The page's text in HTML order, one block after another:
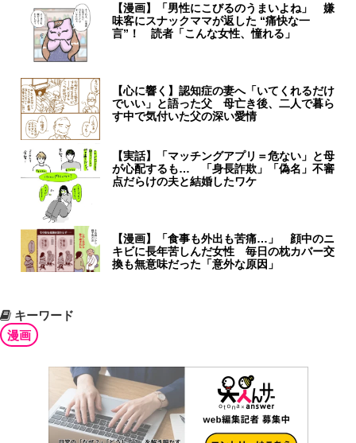
【漫画】「男性にこびるのうまいよね」 嫌
味客にスナックママが返した “痛快な一
言”！ 読者「こんな女性、憧れる」
【心に響く】認知症の妻へ「いてくれるだけ
でいい」と語った父 母亡き後、二人で暮ら
す中で気付いた父の深い愛情
【実話】「マッチングアプリ＝危ない」と母
が心配するも… 「身長詐欺」「偽名」不審
点だらけの夫と結婚したワケ
【漫画】「食事も外出も苦痛…」 顔中のニ
キビに長年苦しんだ女性 毎日の枕カバー交
換も無意味だった「意外な原因」
キーワード
漫画